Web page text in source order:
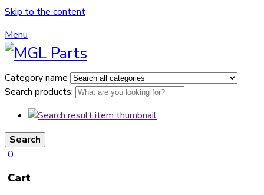
Skip to the content
Menu
Category name
Search products:
Search
0
Cart